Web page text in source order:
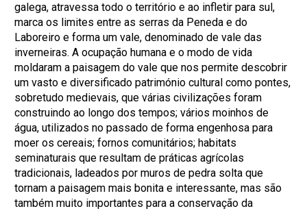
galega, atravessa todo o território e ao infletir para sul,
marca os limites entre as serras da Peneda e do
Laboreiro e forma um vale, denominado de vale das
inverneiras. A ocupação humana e o modo de vida
moldaram a paisagem do vale que nos permite descobrir
um vasto e diversificado património cultural como pontes,
sobretudo medievais, que várias civilizações foram
construindo ao longo dos tempos; vários moinhos de
água, utilizados no passado de forma engenhosa para
moer os cereais; fornos comunitários; habitats
seminaturais que resultam de práticas agrícolas
tradicionais, ladeados por muros de pedra solta que
tornam a paisagem mais bonita e interessante, mas são
também muito importantes para a conservação da